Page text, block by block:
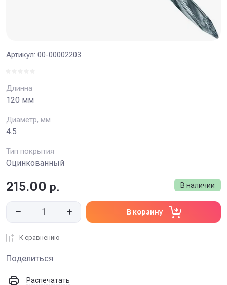
Артикул: 00-00002203
Длинна
120 мм
Диаметр, мм
4.5
Тип покрытия
Оцинкованный
В наличии
215.00 р.
В корзину
К сравнению
Поделиться
Распечатать